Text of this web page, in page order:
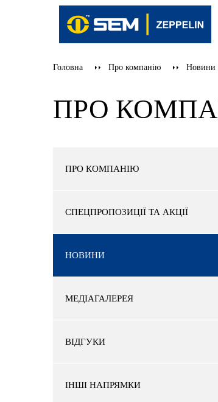
Головна Про компанію Новини
ПРО
ПРО КОМПАНІЮ
СПЕЦПРОПОЗИЦІЇ ТА АКЦІЇ
НОВИНИ
МЕДІАГАЛЕРЕЯ
ВІДГУКИ
ІНШІ НАПРЯМКИ